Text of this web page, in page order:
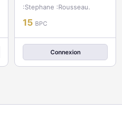
:Stephane :Rousseau.
15 BPC
Connexion